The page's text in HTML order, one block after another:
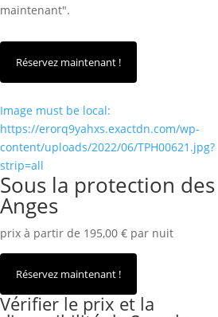
maintenant".
Image must be local:
https://erorq9yahxs.exactdn.com/wp-
content/uploads/2022/06/TPH00621.jpg?
strip=all
Sous la protection des
Anges
prix à partir de 195,00 € par nuit
Vérifier le prix et la